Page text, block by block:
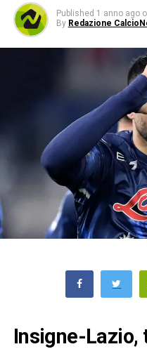
Published 1 anno ago
By Redazione
Insigne-